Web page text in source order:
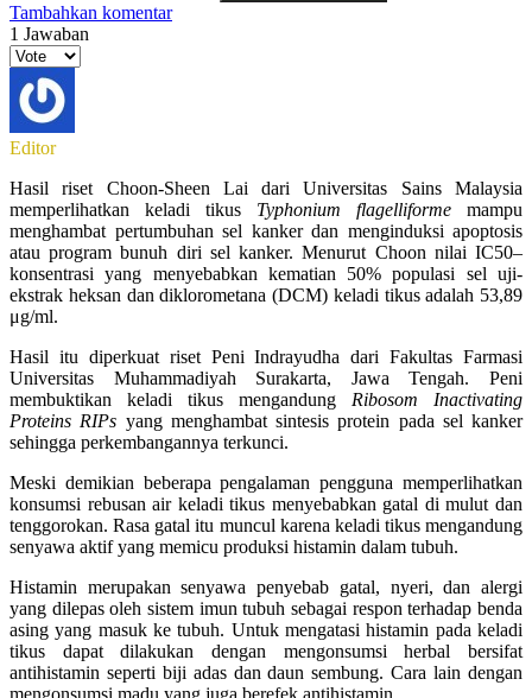
Tambahkan komentar
1 Jawaban
Editor
Hasil riset Choon-Sheen Lai dari Universitas Sains Malaysia
memperlihatkan keladi tikus Typhonium flagelliforme mampu
menghambat pertumbuhan sel kanker dan menginduksi apoptosis
atau program bunuh diri sel kanker. Menurut Choon nilai IC50–
konsentrasi yang menyebabkan kematian 50% populasi sel uji-
ekstrak heksan dan diklorometana (DCM) keladi tikus adalah 53,89
μg/ml.
Hasil itu diperkuat riset Peni Indrayudha dari Fakultas Farmasi
Universitas Muhammadiyah Surakarta, Jawa Tengah. Peni
membuktikan keladi tikus mengandung Ribosom Inactivating
Proteins RIPs yang menghambat sintesis protein pada sel kanker
sehingga perkembangannya terkunci.
Meski demikian beberapa pengalaman pengguna memperlihatkan
konsumsi rebusan air keladi tikus menyebabkan gatal di mulut dan
tenggorokan. Rasa gatal itu muncul karena keladi tikus mengandung
senyawa aktif yang memicu produksi histamin dalam tubuh.
Histamin merupakan senyawa penyebab gatal, nyeri, dan alergi
yang dilepas oleh sistem imun tubuh sebagai respon terhadap benda
asing yang masuk ke tubuh. Untuk mengatasi histamin pada keladi
tikus dapat dilakukan dengan mengonsumsi herbal bersifat
antihistamin seperti biji adas dan daun sembung. Cara lain dengan
mengonsumsi madu yang juga berefek antihistamin.